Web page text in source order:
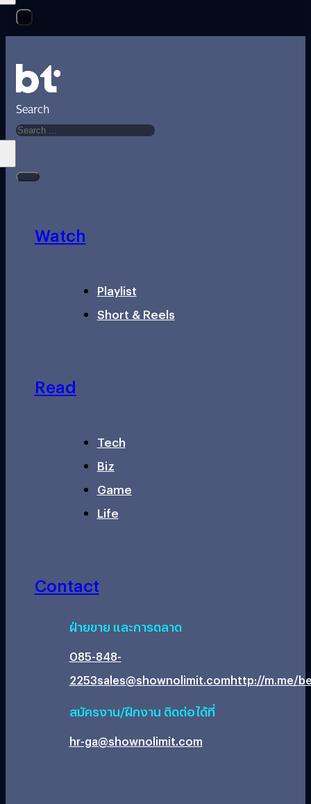
Search
Watch
Playlist
Short & Reels
Read
Tech
Biz
Game
Life
Contact
ฝ่ายขาย และการตลาด
085-848-
2253sales@shownolimit.comhttp://m.me/
สมัครงาน/ฝึกงาน ติดต่อได้ที่
hr-ga@shownolimit.com